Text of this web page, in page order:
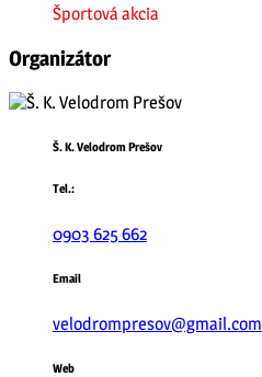
Športová akcia
Organizátor
Š. K. Velodrom Prešov
Tel.:
0903 625 662
Email
velodrompresov@gmail.com
Web